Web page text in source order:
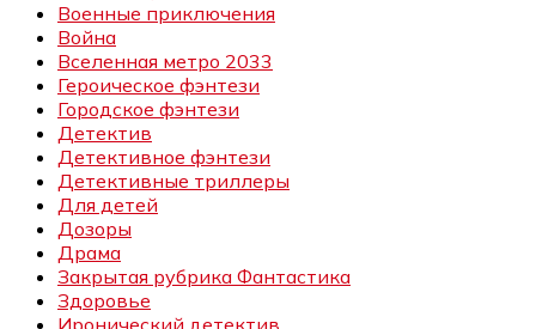
Военные приключения
Война
Вселенная метро 2033
Героическое фэнтези
Городское фэнтези
Детектив
Детективное фэнтези
Детективные триллеры
Для детей
Дозоры
Драма
Закрытая рубрика Фантастика
Здоровье